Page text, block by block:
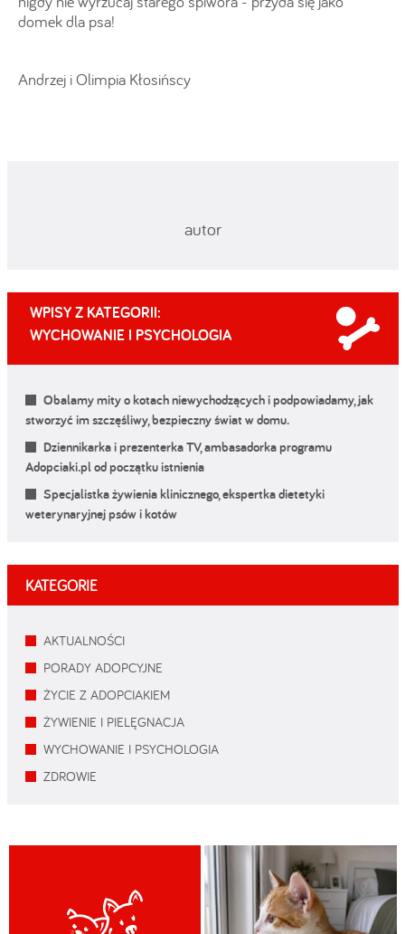
domek dla psa!
Andrzej i Olimpia Kłosińscy
autor
WPISY Z KATEGORII:
WYCHOWANIE I PSYCHOLOGIA
Obalamy mity o kotach niewychodzących i podpowiadamy, jak
stworzyć im szczęśliwy, bezpieczny świat w domu.
Dziennikarka i prezenterka TV, ambasadorka programu
Adopciaki.pl od początku istnienia
Specjalistka żywienia klinicznego, ekspertka dietetyki
weterynaryjnej psów i kotów
KATEGORIE
AKTUALNOŚCI
PORADY ADOPCYJNE
ŻYCIE Z ADOPCIAKIEM
ŻYWIENIE I PIELĘGNACJA
WYCHOWANIE I PSYCHOLOGIA
ZDROWIE